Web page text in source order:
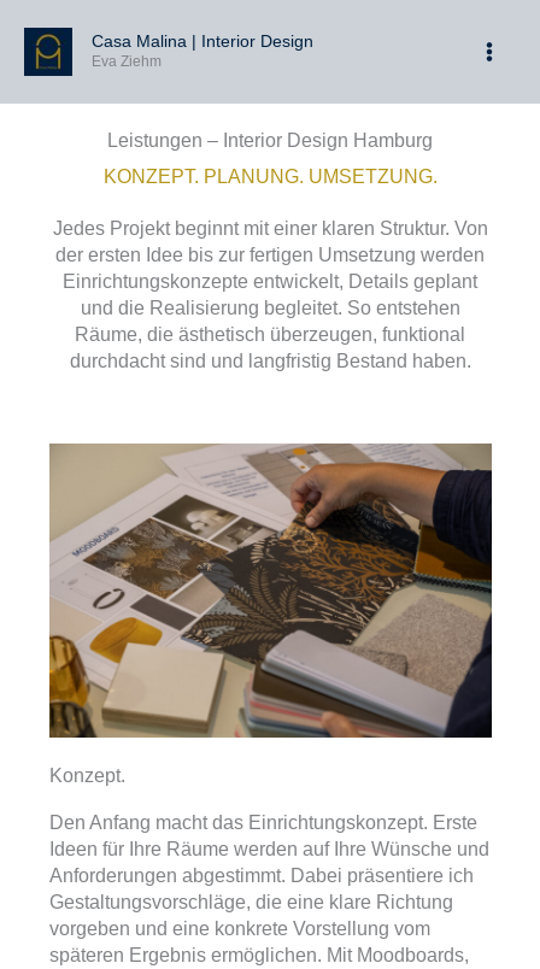
Inhalt
springen
Casa Malina | Interior Design
Eva Ziehm
Leistungen – Interior Design Hamburg
KONZEPT. PLANUNG. UMSETZUNG.
Jedes Projekt beginnt mit einer klaren Struktur. Von
der ersten Idee bis zur fertigen Umsetzung werden
Einrichtungskonzepte entwickelt, Details geplant
und die Realisierung begleitet. So entstehen
Räume, die ästhetisch überzeugen, funktional
durchdacht sind und langfristig Bestand haben.
Konzept.
Den Anfang macht das Einrichtungskonzept. Erste
Ideen für Ihre Räume werden auf Ihre Wünsche und
Anforderungen abgestimmt. Dabei präsentiere ich
Gestaltungsvorschläge, die eine klare Richtung
vorgeben und eine konkrete Vorstellung vom
späteren Ergebnis ermöglichen. Mit Moodboards,